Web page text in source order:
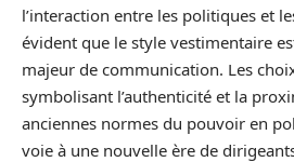
l’interaction entre les politiques et
évident que le style vestimentaire
majeur de communication. Les
symbolisant l’authenticité et la
anciennes normes du pouvoir en
voie à une nouvelle ère de